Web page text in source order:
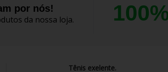
por nós!
da nossa loja.
Tênis exelente.